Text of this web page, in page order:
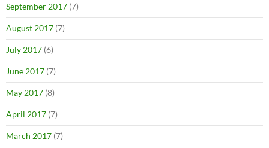
September 2017 (7)
August 2017 (7)
July 2017 (6)
June 2017 (7)
May 2017 (8)
April 2017 (7)
March 2017 (7)